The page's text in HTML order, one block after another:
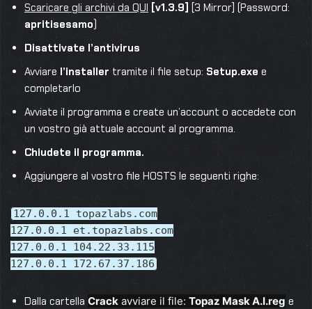
Scaricare gli archivi da QUI [v1.3.9] [3 Mirror] (Password:
apritisesamo)
Disattivate l’antivirus
Avviare l’installer tramite il file setup: Setup.exe e
completarlo
Avviate il programma e create un’account o accedete con
un vostro già attuale account al programma.
Chiudete il programma.
Aggiungere al vostro file HOSTS le seguenti righe:
127.0.0.1 topazlabs.com
127.0.0.1 et.topazlabs.com
127.0.0.1 104.22.33.115
127.0.0.1 172.67.37.186
Dalla cartella Crack avviare il file: Topaz Mask A.I.reg e